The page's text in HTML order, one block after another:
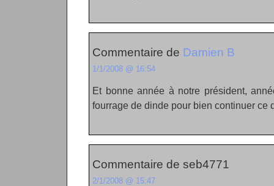
Commentaire de Damien B
1/1/2008 @ 16:54
Et bonne année à notre président,
fourrage de dinde pour bien continuer ce
Commentaire de seb4771
2/1/2008 @ 15:47